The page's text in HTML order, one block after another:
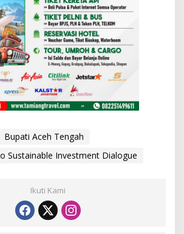
Bupati Aceh Tengah
Sustainable Investment Dialogue
Ikuti Kami